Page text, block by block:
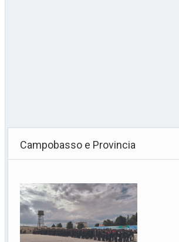
Campobasso e Provincia